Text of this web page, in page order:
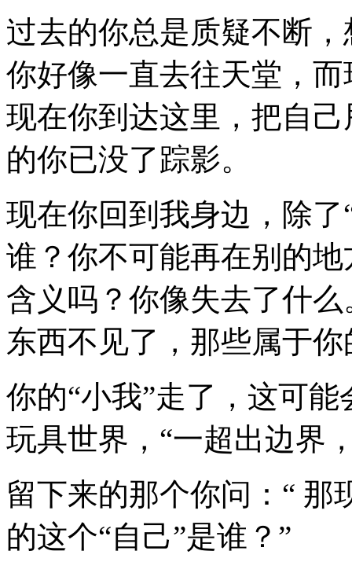
过去的你总是质疑不断
你好像一直去往天堂，
现在你到达这里，把自
的你已没了踪影。
现在你回到我身边，除
谁？你不可能再在别的
含义吗？你像失去了什
东西不见了，那些属于
你的“小我”走了，这可
玩具世界，“一超出边界
留下来的那个你问：“ 那
的这个“自己”是谁？”